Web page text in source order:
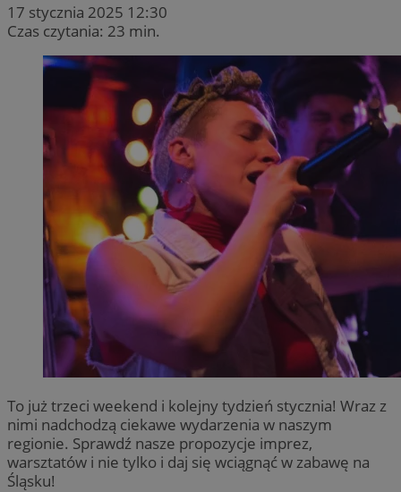
17 stycznia 2025 12:30
Czas czytania: 23 min.
To już trzeci weekend i kolejny tydzień stycznia! Wraz z
nimi nadchodzą ciekawe wydarzenia w naszym
regionie. Sprawdź nasze propozycje imprez,
warsztatów i nie tylko i daj się wciągnąć w zabawę na
Śląsku!